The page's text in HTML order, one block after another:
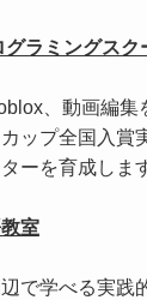
ラミングス
、動画編集
ップ全国入賞
ーを育成しま
室
で学べる実践